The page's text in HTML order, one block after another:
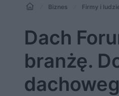
Biznes Firmy i
Dach
branżę.